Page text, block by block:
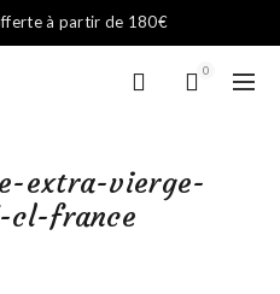
à partir de 180€
0
extra-vierge-
cl-france